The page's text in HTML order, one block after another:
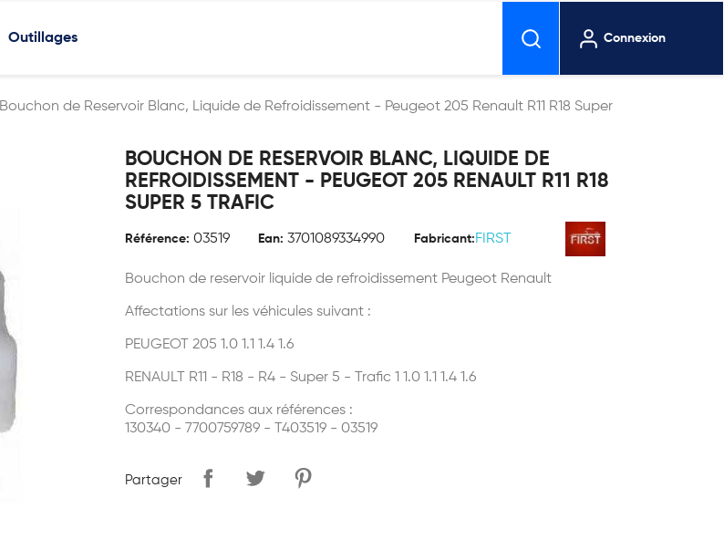
Outillages Connexion
Bouchon de Reservoir Blanc, Liquide de Refroidissement - Peugeot 205 Renault R11 R18 Super
BOUCHON DE RESERVOIR BLANC, LIQUIDE DE
REFROIDISSEMENT - PEUGEOT 205 RENAULT R11 R18
SUPER 5 TRAFIC
Référence: 03519 Ean: 3701089334990 Fabricant: FIRST
Bouchon de reservoir liquide de refroidissement Peugeot Renault
Affectations sur les véhicules suivant :
PEUGEOT 205 1.0 1.1 1.4 1.6
RENAULT R11 - R18 - R4 - Super 5 - Trafic 1 1.0 1.1 1.4 1.6
Correspondances aux références :
130340 - 7700759789 - T403519 - 03519
Partager